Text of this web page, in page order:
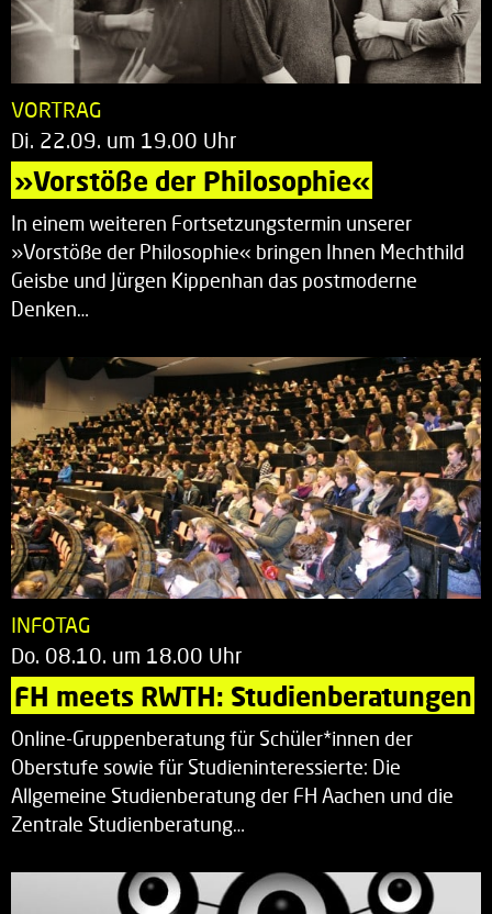
VORTRAG
Di. 22.09. um 19.00 Uhr
»Vorstöße der Philosophie«
In einem weiteren Fortsetzungstermin unserer
»Vorstöße der Philosophie« bringen Ihnen Mechthild
Geisbe und Jürgen Kippenhan das postmoderne
Denken…
INFOTAG
Do. 08.10. um 18.00 Uhr
FH meets RWTH: Studienberatungen
Online-Gruppenberatung für Schüler*innen der
Oberstufe sowie für Studieninteressierte: Die
Allgemeine Studienberatung der FH Aachen und die
Zentrale Studienberatung…